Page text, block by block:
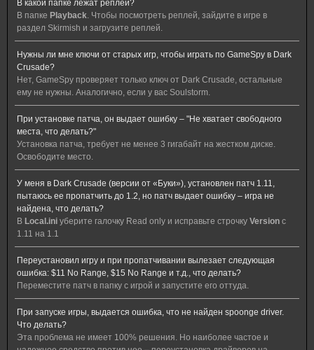
В какой папке лежат реплеи?
В папке Playback. Чтобы посмотреть реплей, зайдите в игре в
раздел Skirmish и загрузите реплей.
Нужны ли мне ключи от старых игр, чтобы играть по GameSpy в Dark
Crusade?
Нет, GameSpy проверяет только ключ от Dark Crusade, остальные
ему не нужны. Аналогично, если у вас Soulstorm.
При установке патча, он выдает ошибку – "Не хватает свободного
места, что делать?"
Установка патча, требует не менее 3 гигабайт на жестком диске.
Освободите место.
У меня в Dark Crusade (версии от «Буки»), установлен патч 1.11,
пытаюсь ее пропатчить до 1.2, но патч выдает ошибку – игра не
найдена, что делать?
В Local.ini уберите галочку Read only и исправьте строчку Version с
1.11 на 1.1
Переустановил игру и при пропатчивании вылезает следующая
ошибка: $11 No Range, $15 No Range и т.д., что делать?
Переместите патч в папку с игрой и запустите его оттуда.
При запуске игры, выдается ошибка, что не найден spoonge driver.
Что делать?
Эта проблема не имеет 100% решения. Но наиболее частое и